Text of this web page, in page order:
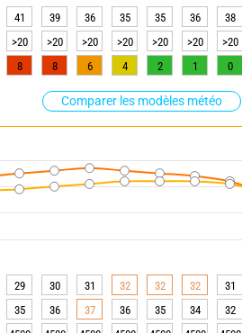
Comparer les modèles météo
41 39 36 35 35 36 38
>20 >20 >20 >20 >20 >20 >20
8 8 6 4 2 1 0
29 30 31 32 32 32 31
35 36 37 36 35 34 32